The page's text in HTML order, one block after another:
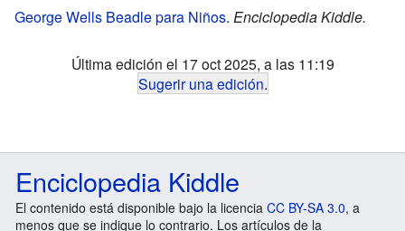
George Wells Beadle para Niños. Enciclopedia Kiddle.
Última edición el 17 oct 2025, a las 11:19
Sugerir una edición.
Enciclopedia Kiddle
El contenido está disponible bajo la licencia CC BY-SA 3.0, a
menos que se indique lo contrario. Los artículos de la